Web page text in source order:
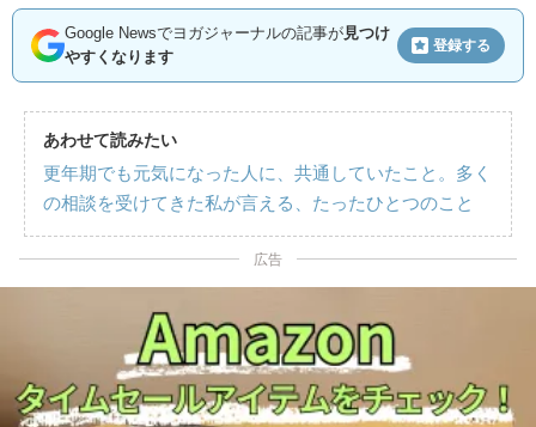
Google Newsでヨガジャーナルの記事が見つけ
やすくなります
登録する
あわせて読みたい
更年期でも元気になった人に、共通していたこと。多く
の相談を受けてきた私が言える、たったひとつのこと
広告